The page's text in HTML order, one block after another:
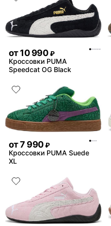
от10 990 ₽
Кроссовки PUMA
Speedcat OG Black
от7 990 ₽
Кроссовки PUMA Suede
XL